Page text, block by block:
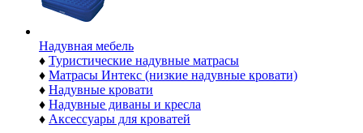
Надувная мебель
♦ Туристические надувные матрасы
♦ Матрасы Интекс (низкие надувные кровати)
♦ Надувные кровати
♦ Надувные диваны и кресла
♦ Аксессуары для кроватей